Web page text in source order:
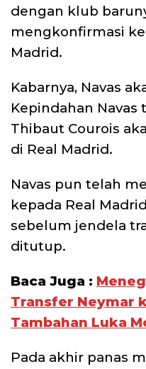
dengan klub
mengkonfirmasi
Madrid.
Kabarnya, Navas
Kepindahan
Thibaut Courois
di Real Madrid.
Navas pun telah
kepada Real
sebelum jendela
ditutup.
Baca Juga :
Transfer Neymar
Tambahan Luka
Pada akhir panas